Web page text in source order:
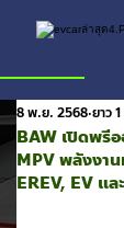
BAW เปิดพรี
MPV พลังงา
EREV, EV แล
8 พ.ย. 2568 ยาว